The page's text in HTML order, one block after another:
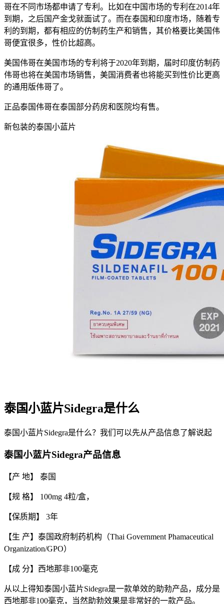
哥在不同市场都申请了专利。比如在中国市场的专利在2014年
到期，之后国产金戈就面试了。而在泰国和印度市场，随着专
利的到期，都有相应的仿制药生产和销售，其价格要比美国伟
哥便宜很多，性价比超高。
美国伟哥在美国市场的专利将于2020年到期，届时印度仿制药
伟哥也将在美国市场销售，美国消费者也将能买到性价比更高
的通用版伟哥了。
正品泰国伟哥在泰国部分药房和医院均有售。
新包装的泰国小蓝片
泰国小蓝片Sidegra是什么
泰国小蓝片Sidegra是什么？我们可以先从产品信息了解说起
泰国小蓝片Sidegra产品信息
【产 地】 泰国
【规 格】 100mg 4粒/盒，
【保质期】 3年
【生 产】泰国政府制药机构（Thai Government Phamaceutical
Organization/GPO）
【成 分】西地那非100毫克
从以上得知泰国小蓝片Sidegra是一款单效的助勃产品，成分是
西地那非100毫克，当然助勃效果是非常好的一款产品。